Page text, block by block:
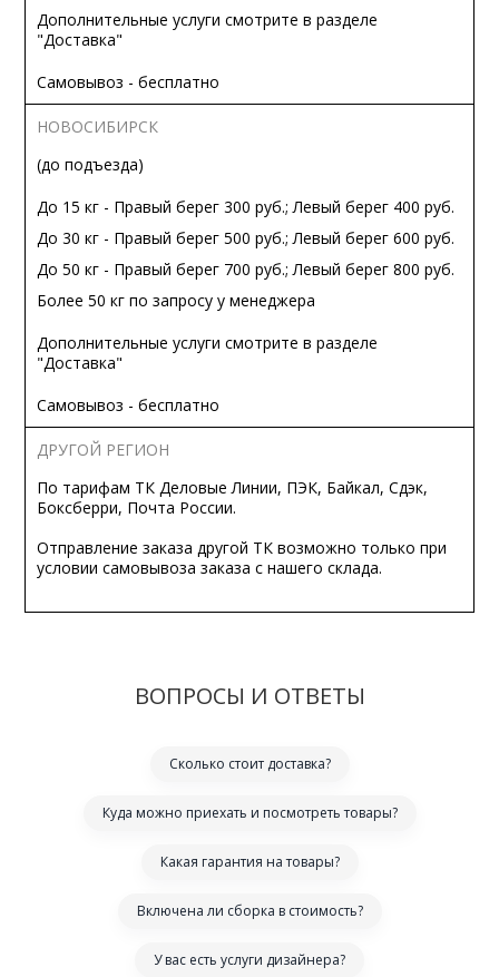
Дополнительные услуги смотрите в разделе
"Доставка"
Самовывоз - бесплатно
НОВОСИБИРСК
(до подъезда)
До 15 кг - Правый берег 300 руб.; Левый берег 400 руб.
До 30 кг - Правый берег 500 руб.; Левый берег 600 руб.
До 50 кг - Правый берег 700 руб.; Левый берег 800 руб.
Более 50 кг по запросу у менеджера
Дополнительные услуги смотрите в разделе
"Доставка"
Самовывоз - бесплатно
ДРУГОЙ РЕГИОН
По тарифам ТК Деловые Линии, ПЭК, Байкал, Сдэк,
Боксберри, Почта России.
Отправление заказа другой ТК возможно только при
условии самовывоза заказа с нашего склада.
ВОПРОСЫ И ОТВЕТЫ
Сколько стоит доставка?
Куда можно приехать и посмотреть товары?
Какая гарантия на товары?
Включена ли сборка в стоимость?
У вас есть услуги дизайнера?